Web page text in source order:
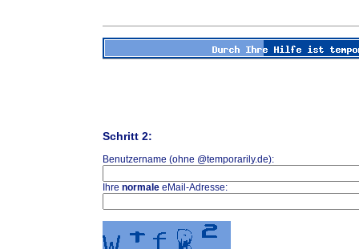
Schritt 2:
Benutzername (ohne @temporarily.de):
Ihre normale eMail-Adresse: